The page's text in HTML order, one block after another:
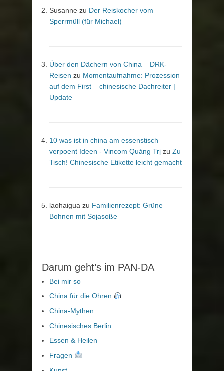
Susanne zu Der Reiskocher vom
Sperrmüll (für Michael)
Über den Dächern von China – DRK-
Reisen zu Momentaufnahme: Prozession
auf dem First – chinesische Dachreiter |
Update
10 was ist in china am essenstisch
verpoent Ideen - Vincom Quảng Trị zu Zu
Tisch! Chinesische Etikette leicht gemacht
laohaigua zu Familienrezept: Grüne
Bohnen mit Sojasoße
Darum geht’s im PAN-DA
Bei mir so
China für die Ohren
China-Mythen
Chinesisches Berlin
Essen & Heilen
Fragen